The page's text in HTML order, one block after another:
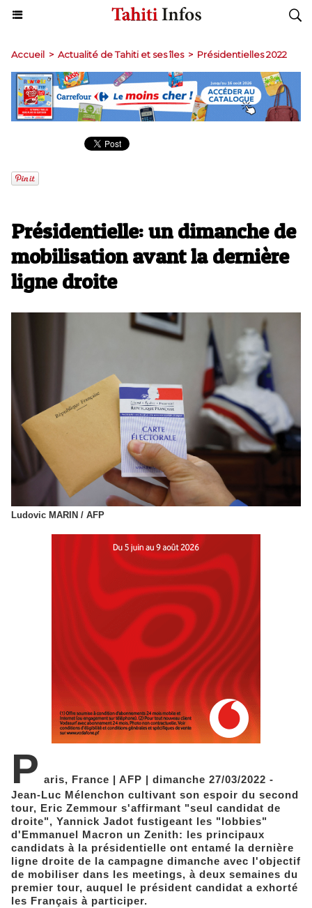
Accueil > Actualité de Tahiti et ses îles > Présidentielles 2022
Présidentielle: un dimanche de
mobilisation avant la dernière
ligne droite
Ludovic MARIN / AFP
P aris, France | AFP | dimanche 27/03/2022 -
Jean-Luc Mélenchon cultivant son espoir du second
tour, Eric Zemmour s'affirmant "seul candidat de
droite", Yannick Jadot fustigeant les "lobbies"
d'Emmanuel Macron un Zenith: les principaux
candidats à la présidentielle ont entamé la dernière
ligne droite de la campagne dimanche avec l'objectif
de mobiliser dans les meetings, à deux semaines du
premier tour, auquel le président candidat a exhorté
les Français à participer.